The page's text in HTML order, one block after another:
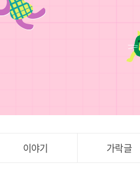
이야기 가락글